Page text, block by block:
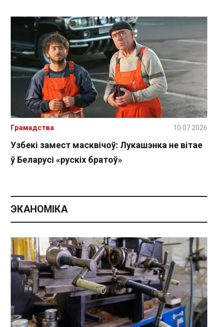
Узбекі замест масквічоў: Лукашэнка не вітае
ў Беларусі «рускіх братоў»
Грамадства 10.07.2026
ЭКАНОМІКА